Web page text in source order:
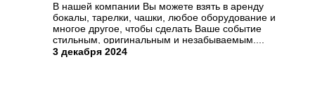
В нашей компании Вы можете взять в аренду
бокалы, тарелки, чашки, любое оборудование и
многое другое, чтобы сделать Ваше событие
стильным, оригинальным и незабываемым....
3 декабря 2024